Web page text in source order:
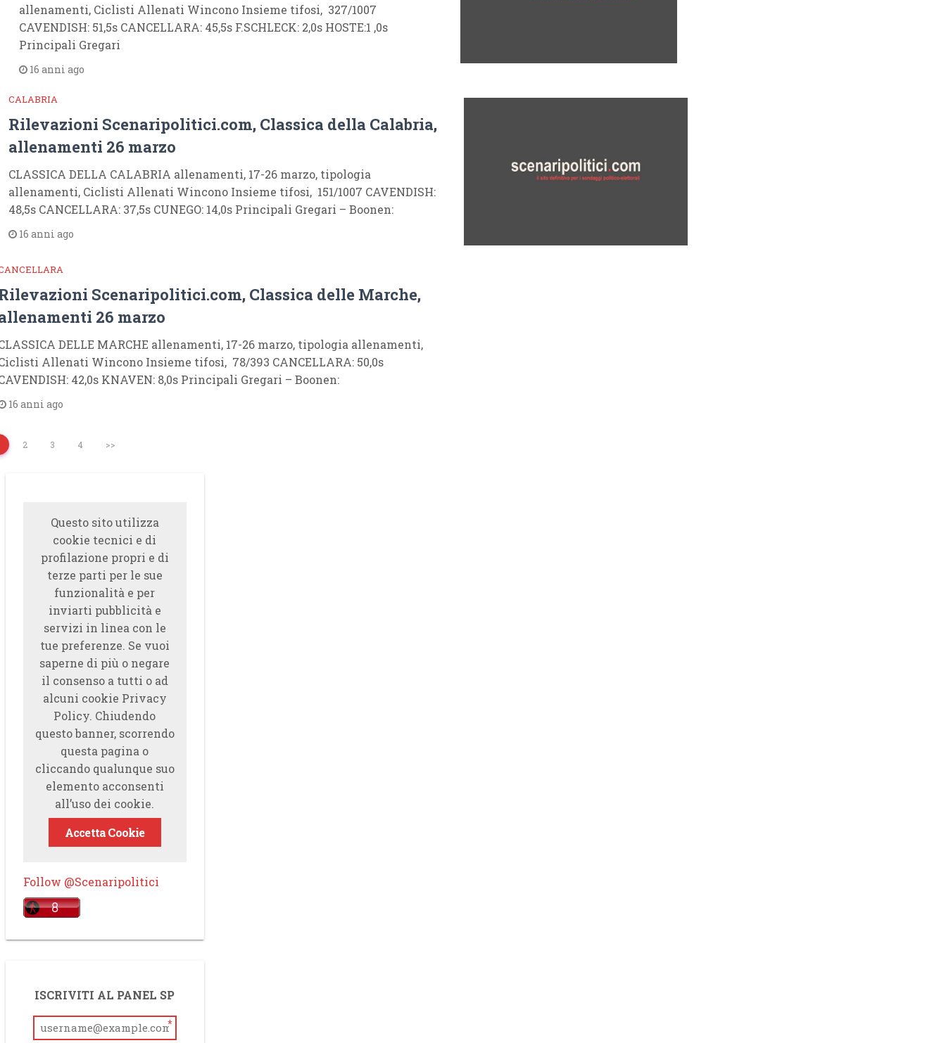
allenamenti, Ciclisti Allenati Wincono Insieme tifosi, 327/1007
CAVENDISH: 51,5s CANCELLARA: 45,5s F.SCHLECK: 2,0s HOSTE:1 ,0s
Principali Gregari
16 anni ago
CALABRIA
Rilevazioni Scenaripolitici.com, Classica della Calabria,
allenamenti 26 marzo
CLASSICA DELLA CALABRIA allenamenti, 17-26 marzo, tipologia
allenamenti, Ciclisti Allenati Wincono Insieme tifosi, 151/1007 CAVENDISH:
48,5s CANCELLARA: 37,5s CUNEGO: 14,0s Principali Gregari – Boonen:
16 anni ago
Scenaripolitici.com, Classica delle Marche,
26 marzo
DELLE MARCHE allenamenti, 17-26 marzo, tipologia allenamenti,
Allenati Wincono Insieme tifosi, 78/393 CANCELLARA: 50,0s
42,0s KNAVEN: 8,0s Principali Gregari – Boonen:
16 anni ago
2 3 4 >>
Questo sito utilizza
cookie tecnici e di
profilazione propri e di
terze parti per le sue
funzionalità e per
inviarti pubblicità e
servizi in linea con le
tue preferenze. Se vuoi
saperne di più o negare
il consenso a tutti o ad
alcuni cookie Privacy
Policy. Chiudendo
questo banner, scorrendo
questa pagina o
cliccando qualunque suo
elemento acconsenti
all’uso dei cookie.
Accetta Cookie
Follow @Scenaripolitici
ISCRIVITI AL PANEL SP
*